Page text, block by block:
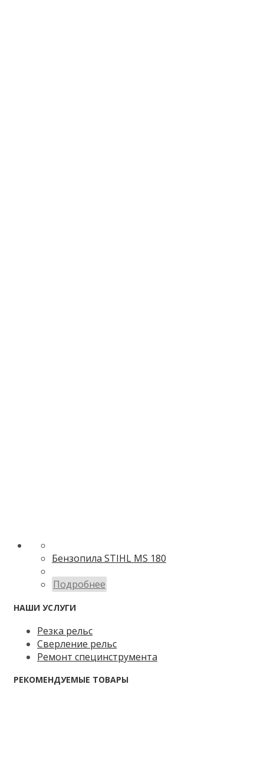
Бензопила STIHL MS 180
Подробнее
НАШИ УСЛУГИ
Резка рельс
Сверление рельс
Ремонт специнструмента
РЕКОМЕНДУЕМЫЕ ТОВАРЫ